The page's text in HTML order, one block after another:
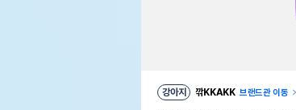
강아지 깎KKAKK 브랜드관 이동